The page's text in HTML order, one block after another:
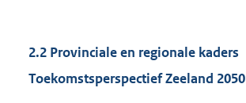
2.2 Provinciale en regionale kaders
Toekomstsperspectief Zeeland 2050